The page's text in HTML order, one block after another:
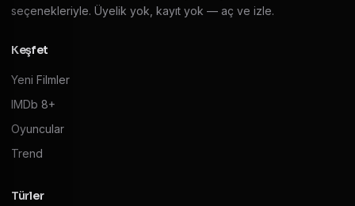
seçenekleriyle. Üyelik yok, kayıt yok — aç ve izle.
Keşfet
Yeni Filmler
IMDb 8+
Oyuncular
Trend
Türler